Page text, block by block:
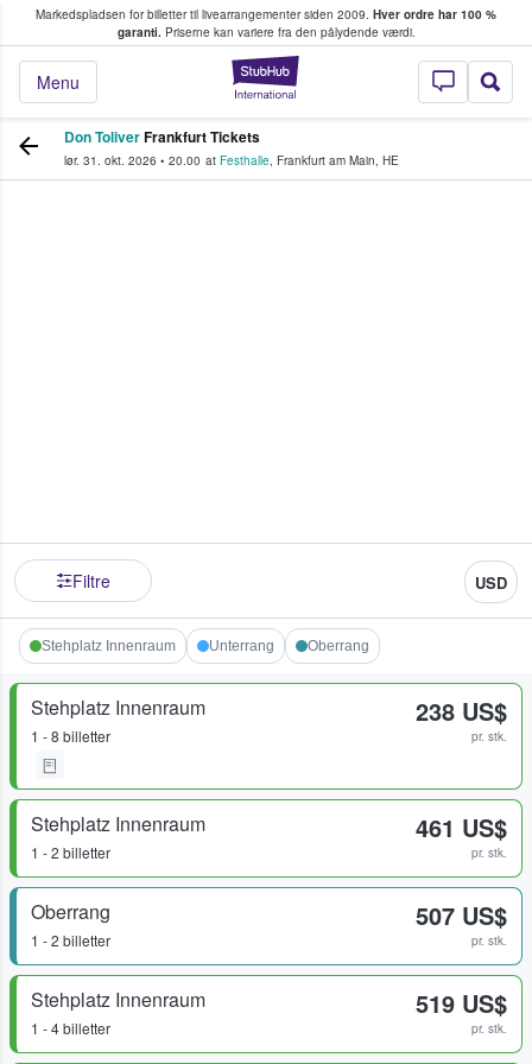
Markedspladsen for billetter til livearrangementer siden 2009. Hver ordre har 100 %
garanti.Priserne kan variere fra den pålydende værdi.
StubHub - Hvor
Menu
køber og sælger billetter
Don ToliverFrankfurt Tickets
lør. 31. okt. 2026 • 20.00 at Festhalle, Frankfurt am Main, HE
Filtre USD
Stehplatz Innenraum Unterrang Oberrang
Stehplatz Innenraum
1 - 8 billetter
238 US$
pr. stk.
Stehplatz Innenraum
1 - 2 billetter
461 US$
pr. stk.
Oberrang
1 - 2 billetter
507 US$
pr. stk.
Stehplatz Innenraum
1 - 4 billetter
519 US$
pr. stk.